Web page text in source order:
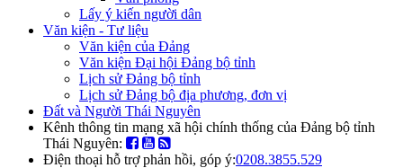
Lấy ý kiến người dân
Văn kiện - Tư liệu
Văn kiện của Đảng
Văn kiện Đại hội Đảng bộ tỉnh
Lịch sử Đảng bộ tỉnh
Lịch sử Đảng bộ địa phương, đơn vị
Đất và Người Thái Nguyên
Kênh thông tin mạng xã hội chính thống của Đảng bộ tỉnh
Thái Nguyên:
Điện thoại hỗ trợ phản hồi, góp ý:0208.3855.529